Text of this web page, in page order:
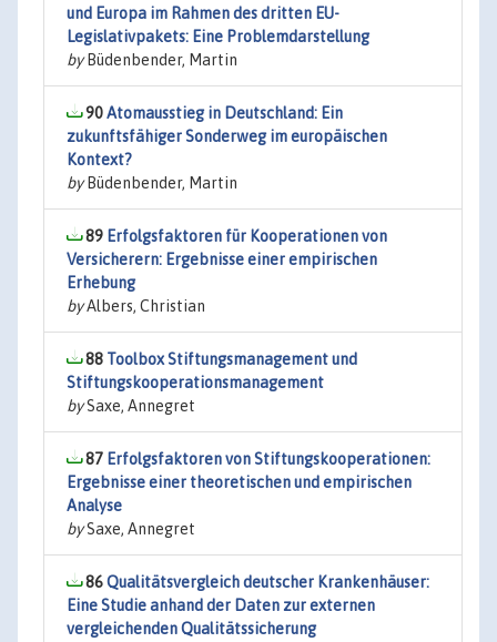
und Europa im Rahmen des dritten EU-
Legislativpakets: Eine Problemdarstellung
byBüdenbender, Martin
90Atomausstieg in Deutschland: Ein
zukunftsfähiger Sonderweg im europäischen
Kontext?
byBüdenbender, Martin
89 Erfolgsfaktoren für Kooperationen von
Versicherern: Ergebnisse einer empirischen
Erhebung
byAlbers, Christian
88 Toolbox Stiftungsmanagement und
Stiftungskooperationsmanagement
bySaxe, Annegret
87 Erfolgsfaktoren von Stiftungskooperationen:
Ergebnisse einer theoretischen und empirischen
Analyse
bySaxe, Annegret
86Qualitätsvergleich deutscher Krankenhäuser:
Eine Studie anhand der Daten zur externen
vergleichenden Qualitätssicherung